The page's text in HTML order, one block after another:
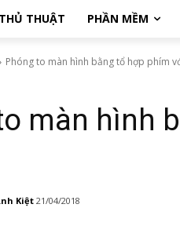
THỦ THUẬT PHẦN MỀM
Phóng to màn hình bằng tổ hợp phím
màn hình
Kiệt 21/04/2018